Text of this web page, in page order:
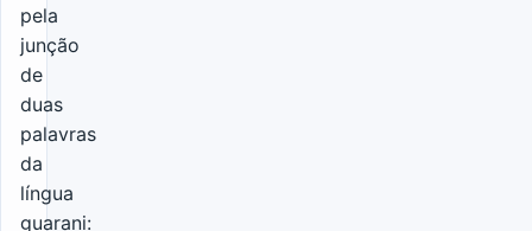
pela
junção
de
duas
palavras
da
língua
guarani: